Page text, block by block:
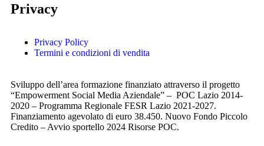
Privacy
Privacy Policy
Termini e condizioni di vendita
Sviluppo dell’area formazione finanziato attraverso il progetto
“Empowerment Social Media Aziendale” – POC Lazio 2014-
2020 – Programma Regionale FESR Lazio 2021-2027.
Finanziamento agevolato di euro 38.450. Nuovo Fondo Piccolo
Credito – Avvio sportello 2024 Risorse POC.